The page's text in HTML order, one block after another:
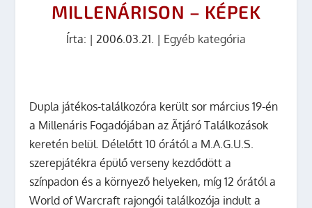
MILLENÁRISON – KÉPEK
Írta: | 2006.03.21. | Egyéb kategória
Dupla játékos-találkozóra került sor március 19-én
a Millenáris Fogadójában az Ãtjáró Találkozások
keretén belül. Délelőtt 10 órától a M.A.G.U.S.
szerepjátékra épülő verseny kezdődött a
színpadon és a környező helyeken, míg 12 órától a
World of Warcraft rajongói találkozója indult a